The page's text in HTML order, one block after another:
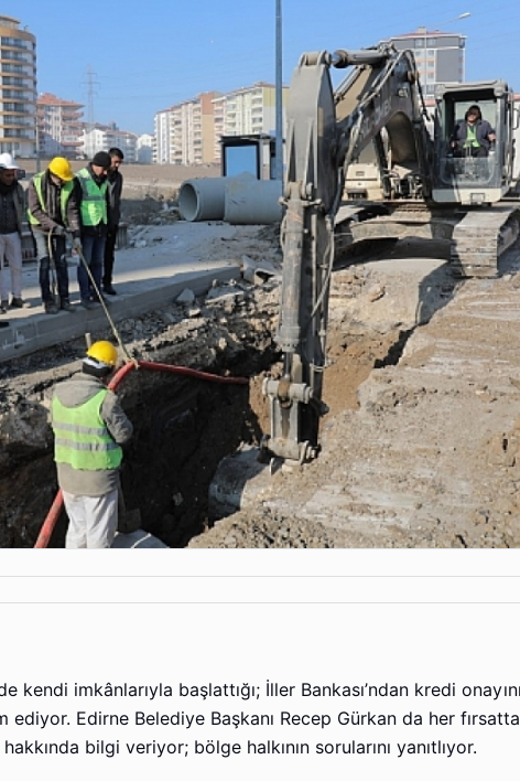
imkânlarıyla başlattığı; İller Bankası’ndan kredi
ediyor. Edirne Belediye Başkanı Recep Gürkan da her fırsatta
bilgi veriyor; bölge halkının sorularını yanıtlıyor.